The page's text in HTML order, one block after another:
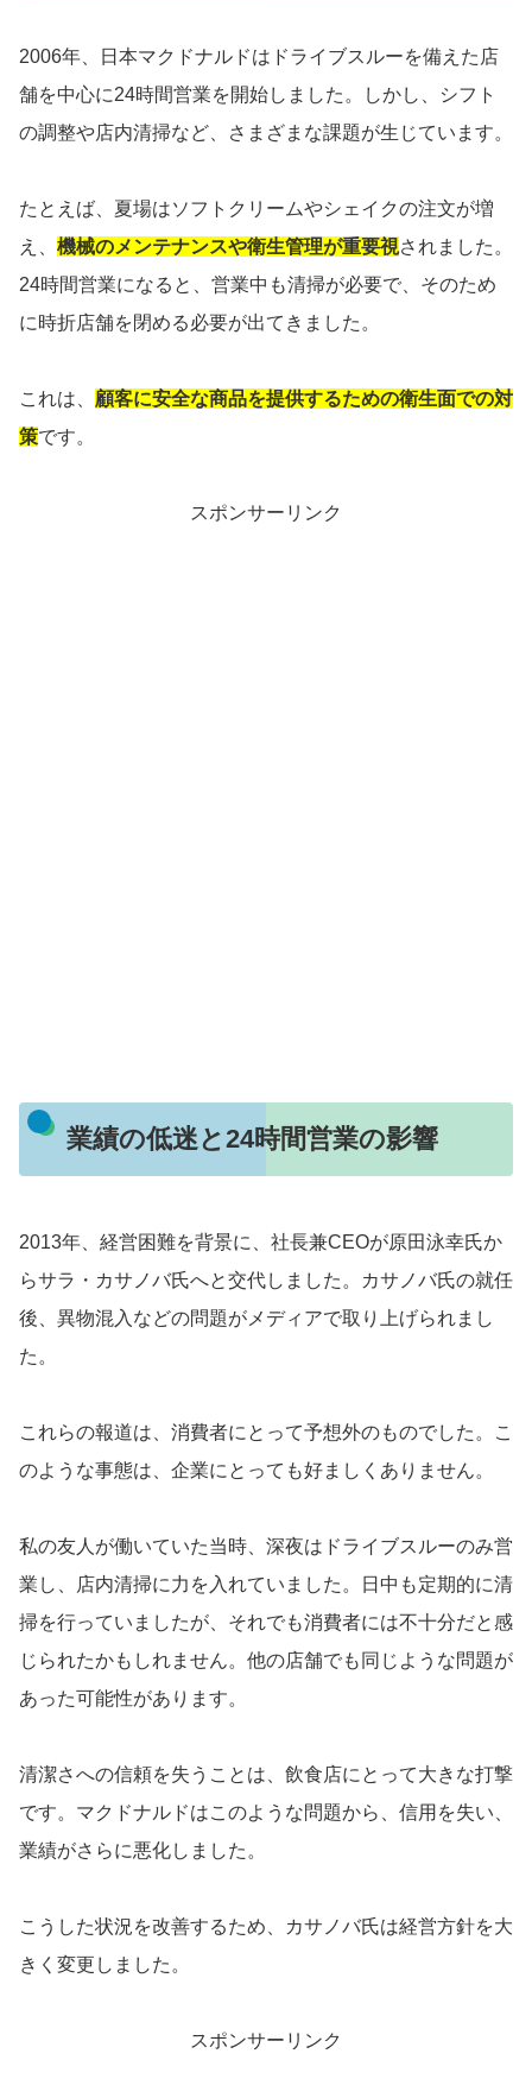
2006年、日本マクドナルドはドライブスルーを備えた店
舗を中心に24時間営業を開始しました。しかし、シフト
の調整や店内清掃など、さまざまな課題が生じています。
たとえば、夏場はソフトクリームやシェイクの注文が増
え、 機械のメンテナンスや衛生管理が重要視されました。
24時間営業になると、営業中も清掃が必要で、そのため
に時折店舗を閉める必要が出てきました。
これは、 顧客に安全な商品を提供するための衛生面での対
策です。
スポンサーリンク
業績の低迷と24時間営業の影響
2013年、経営困難を背景に、社長兼CEOが原田泳幸氏か
らサラ・カサノバ氏へと交代しました。カサノバ氏の就任
後、異物混入などの問題がメディアで取り上げられまし
た。
これらの報道は、消費者にとって予想外のものでした。こ
のような事態は、企業にとっても好ましくありません。
私の友人が働いていた当時、深夜はドライブスルーのみ営
業し、店内清掃に力を入れていました。日中も定期的に清
掃を行っていましたが、それでも消費者には不十分だと感
じられたかもしれません。他の店舗でも同じような問題が
あった可能性があります。
清潔さへの信頼を失うことは、飲食店にとって大きな打撃
です。マクドナルドはこのような問題から、信用を失い、
業績がさらに悪化しました。
こうした状況を改善するため、カサノバ氏は経営方針を大
きく変更しました。
スポンサーリンク